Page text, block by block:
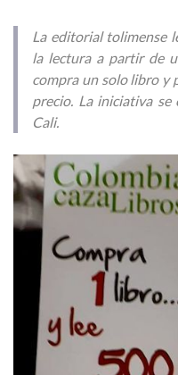
La editorial tolimense
la lectura a partir de
compra un solo libro y
precio. La iniciativa se
Cali.